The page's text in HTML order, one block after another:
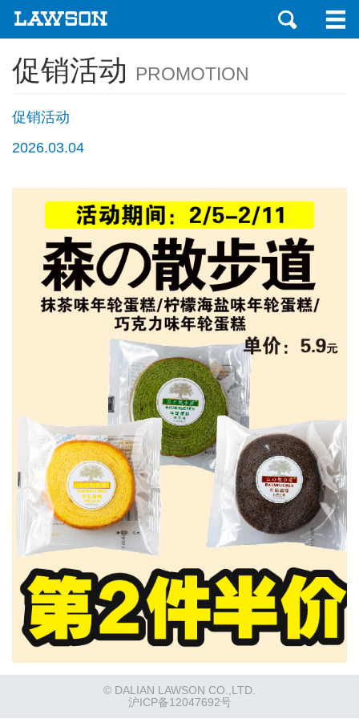
促销活动 PROMOTION
促销活动
2026.03.04
© DALIAN LAWSON CO.,LTD.
沪ICP备12047692号